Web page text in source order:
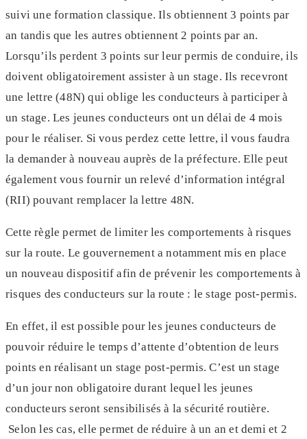
suivi une formation classique. Ils obtiennent 3 points par
an tandis que les autres obtiennent 2 points par an.
Lorsqu’ils perdent 3 points sur leur permis de conduire, ils
doivent obligatoirement assister à un stage. Ils recevront
une lettre (48N) qui oblige les conducteurs à participer à
un stage. Les jeunes conducteurs ont un délai de 4 mois
pour le réaliser. Si vous perdez cette lettre, il vous faudra
la demander à nouveau auprès de la préfecture. Elle peut
également vous fournir un relevé d’information intégral
(RII) pouvant remplacer la lettre 48N.
Cette règle permet de limiter les comportements à risques
sur la route. Le gouvernement a notamment mis en place
un nouveau dispositif afin de prévenir les comportements à
risques des conducteurs sur la route : le stage post-permis.
En effet, il est possible pour les jeunes conducteurs de
pouvoir réduire le temps d’attente d’obtention de leurs
points en réalisant un stage post-permis. C’est un stage
d’un jour non obligatoire durant lequel les jeunes
conducteurs seront sensibilisés à la sécurité routière.
Selon les cas, elle permet de réduire à un an et demi et 2